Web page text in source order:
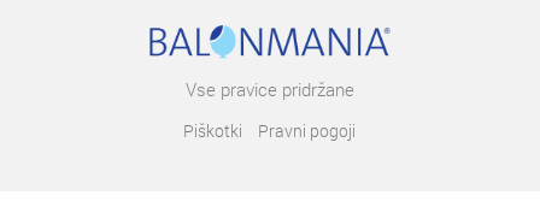
Vse pravice pridržane
Piškotki Pravni pogoji